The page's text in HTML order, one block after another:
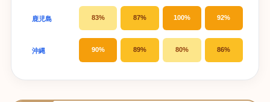
鹿児島 83% 87% 100% 92%
沖縄 90% 89% 80% 86%